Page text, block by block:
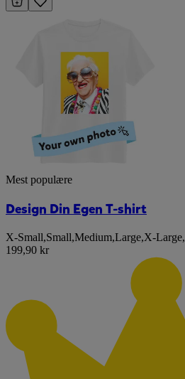
Mest populære
Design Din Egen T-shirt
X-Small,Small,Medium,Large,X-Large,
199,90 kr